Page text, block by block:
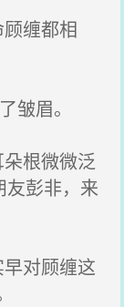
缠都相
皱眉。
根微微泛
友彭非，来
对顾缠这